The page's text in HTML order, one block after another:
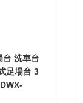
台 洗車台
足場台 3